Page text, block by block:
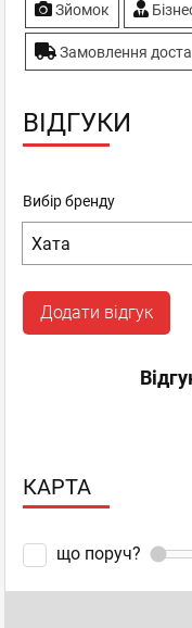
Зйомок
Замовлення
ВІДГУКИ
Вибір бренду
Додати відгук
КАРТА
що поруч?